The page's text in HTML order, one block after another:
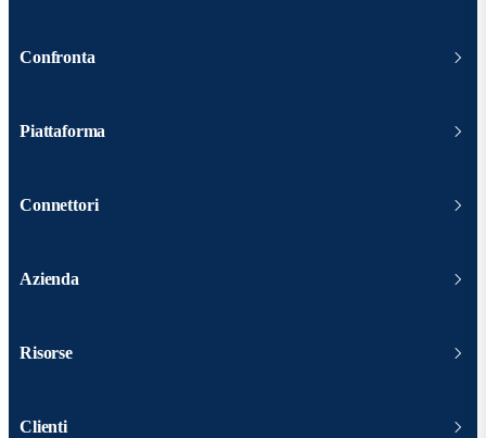
Confronta
Piattaforma
Connettori
Azienda
Risorse
Clienti